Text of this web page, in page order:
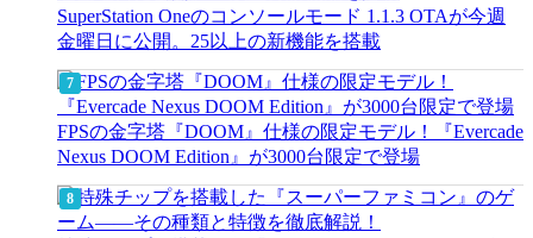
SuperStation Oneのコンソールモード 1.1.3 OTAが今週
金曜日に公開。25以上の新機能を搭載
FPSの金字塔『DOOM』仕様の限定モデル！『Evercade
Nexus DOOM Edition』が3000台限定で登場